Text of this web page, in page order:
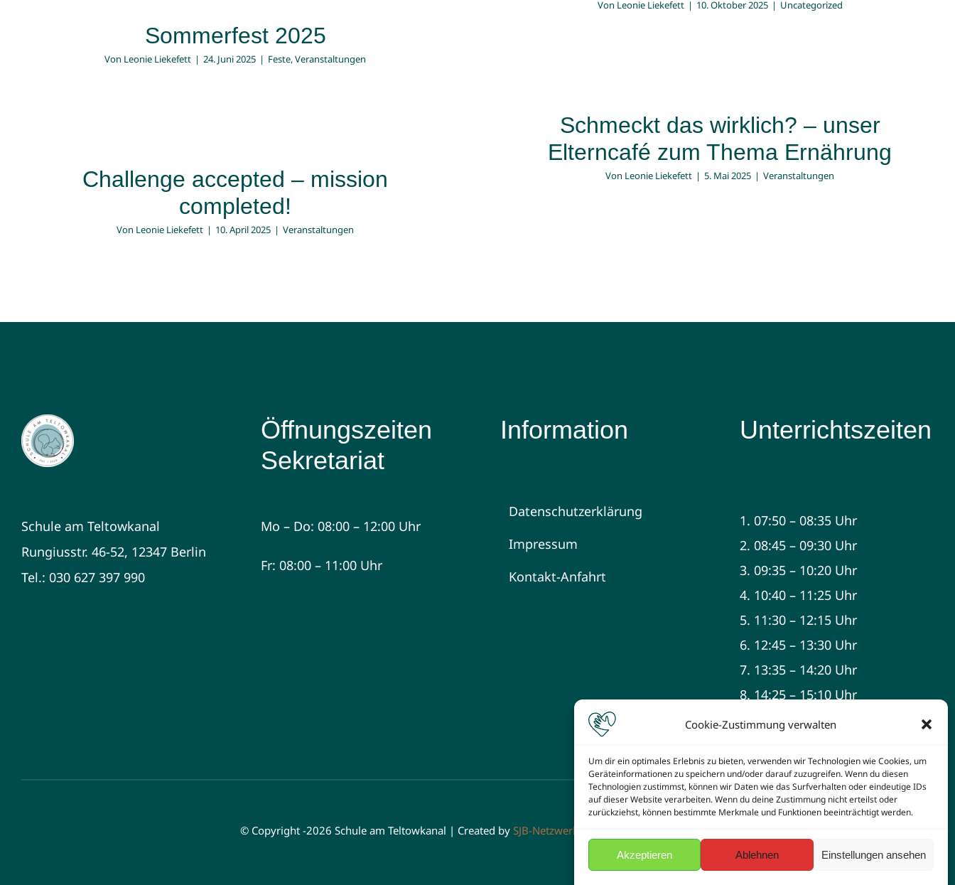
Cookie-Zustimmung verwalten
Um dir ein optimales Erlebnis zu bieten, verwenden wir Technologien wie Cookies, um
Geräteinformationen zu speichern und/oder darauf zuzugreifen. Wenn du diesen
Technologien zustimmst, können wir Daten wie das Surfverhalten oder eindeutige IDs
auf dieser Website verarbeiten. Wenn du deine Zustimmung nicht erteilst oder
zurückziehst, können bestimmte Merkmale und Funktionen beeinträchtigt werden.
Akzeptieren Ablehnen Einstellungen ansehen
Von Leonie Liekefett | 10. Oktober 2025 | Uncategorized
Sommerfest 2025
Von Leonie Liekefett | 24. Juni 2025 | Feste,Veranstaltungen
Schmeckt das wirklich? – unser
Elterncafé zum Thema Ernährung
Von Leonie Liekefett | 5. Mai 2025 | Veranstaltungen
Challenge accepted – mission
completed!
Von Leonie Liekefett | 10. April 2025 | Veranstaltungen
Schule am Teltowkanal
Rungiusstr. 46-52, 12347 Berlin
Tel.: 030 627 397 990
Öffnungszeiten
Sekretariat
Mo – Do: 08:00 – 12:00 Uhr
Fr: 08:00 – 11:00 Uhr
Information
Datenschutzerklärung
Impressum
Kontakt-Anfahrt
Unterrichtszeiten
1. 07:50 – 08:35 Uhr
2. 08:45 – 09:30 Uhr
3. 09:35 – 10:20 Uhr
4. 10:40 – 11:25 Uhr
5. 11:30 – 12:15 Uhr
6. 12:45 – 13:30 Uhr
7. 13:35 – 14:20 Uhr
8. 14:25 – 15:10 Uhr
9. 15:15 – 16:00 Uhr
© Copyright -2026 Schule am Teltowkanal | Created by SJB-Netzwerk e.V.